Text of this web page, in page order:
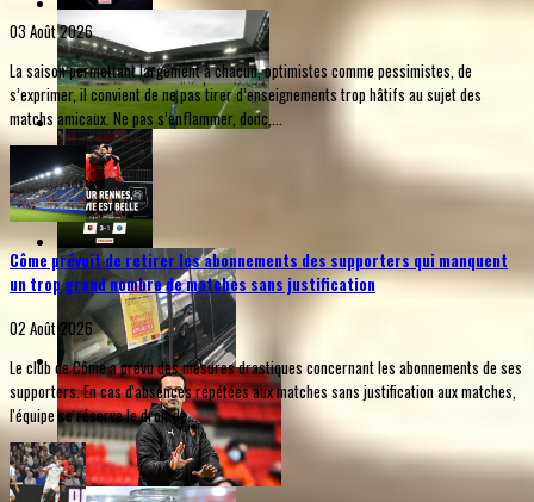
03 Août 2026
La saison permettant largement à chacun, optimistes comme pessimistes, de
s’exprimer, il convient de ne pas tirer d’enseignements trop hâtifs au sujet des
matchs amicaux. Ne pas s’enflammer, donc,...
Côme prévoit de retirer les abonnements des supporters qui manquent
un trop grand nombre de matches sans justification
02 Août 2026
Le club de Côme a prévu des mesures drastiques concernant les abonnements de ses
supporters. En cas d'absences répétées aux matches sans justification aux matches,
l'équipe se réserve le droit de...